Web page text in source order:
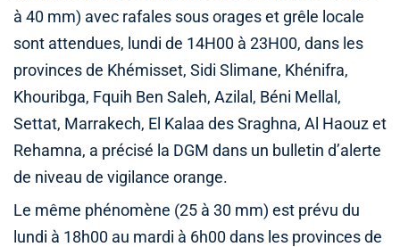
à 40 mm) avec rafales sous orages et grêle locale
sont attendues, lundi de 14H00 à 23H00, dans les
provinces de Khémisset, Sidi Slimane, Khénifra,
Khouribga, Fquih Ben Saleh, Azilal, Béni Mellal,
Settat, Marrakech, El Kalaa des Sraghna, Al Haouz et
Rehamna, a précisé la DGM dans un bulletin d’alerte
de niveau de vigilance orange.
Le même phénomène (25 à 30 mm) est prévu du
lundi à 18h00 au mardi à 6h00 dans les provinces de